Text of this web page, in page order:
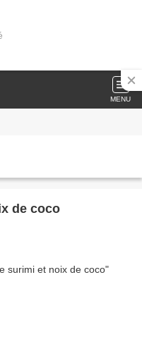
MENU
de coco